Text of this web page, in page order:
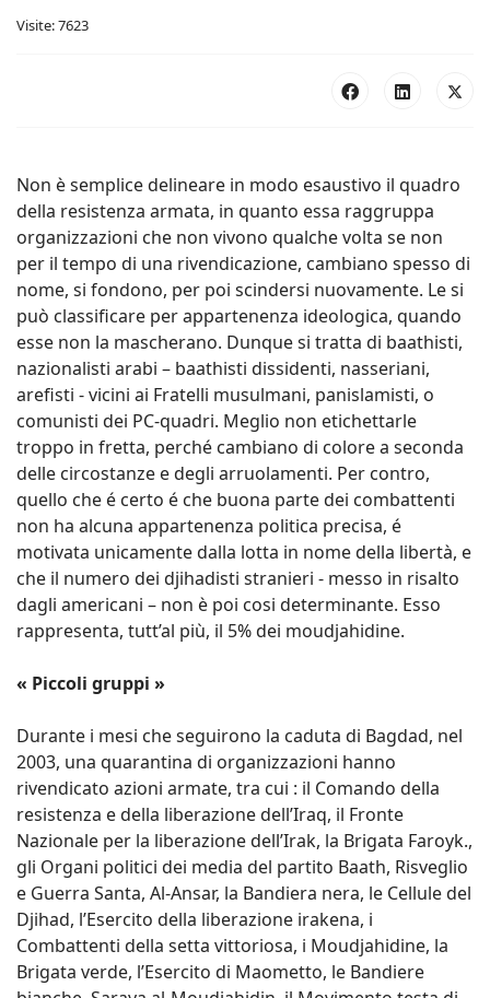
Visite: 7623
Non è semplice delineare in modo esaustivo il quadro
della resistenza armata, in quanto essa raggruppa
organizzazioni che non vivono qualche volta se non
per il tempo di una rivendicazione, cambiano spesso di
nome, si fondono, per poi scindersi nuovamente. Le si
può classificare per appartenenza ideologica, quando
esse non la mascherano. Dunque si tratta di baathisti,
nazionalisti arabi – baathisti dissidenti, nasseriani,
arefisti - vicini ai Fratelli musulmani, panislamisti, o
comunisti dei PC-quadri. Meglio non etichettarle
troppo in fretta, perché cambiano di colore a seconda
delle circostanze e degli arruolamenti. Per contro,
quello che é certo é che buona parte dei combattenti
non ha alcuna appartenenza politica precisa, é
motivata unicamente dalla lotta in nome della libertà, e
che il numero dei djihadisti stranieri - messo in risalto
dagli americani – non è poi cosi determinante. Esso
rappresenta, tutt’al più, il 5% dei moudjahidine.
« Piccoli gruppi »
Durante i mesi che seguirono la caduta di Bagdad, nel
2003, una quarantina di organizzazioni hanno
rivendicato azioni armate, tra cui : il Comando della
resistenza e della liberazione dell’Iraq, il Fronte
Nazionale per la liberazione dell’Irak, la Brigata Faroyk.,
gli Organi politici dei media del partito Baath, Risveglio
e Guerra Santa, Al-Ansar, la Bandiera nera, le Cellule del
Djihad, l’Esercito della liberazione irakena, i
Combattenti della setta vittoriosa, i Moudjahidine, la
Brigata verde, l’Esercito di Maometto, le Bandiere